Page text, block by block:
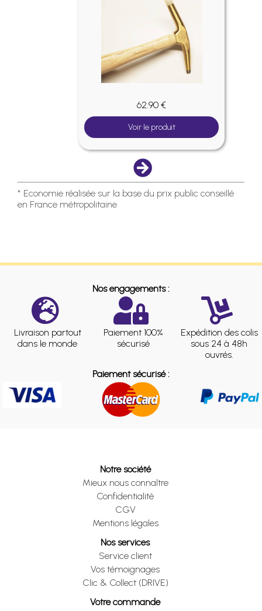
62.90 €
Voir le produit
* Economie réalisée sur la base du prix public conseillé
en France métropolitaine
Nos engagements :
Livraison partout
dans le monde
Paiement 100%
sécurisé
Expédition des colis
sous 24 à 48h
ouvrés.
Paiement sécurisé :
Notre société
Mieux nous connaître
Confidentialité
CGV
Mentions légales
Nos services
Service client
Vos témoignages
Clic & Collect (DRIVE)
Votre commande